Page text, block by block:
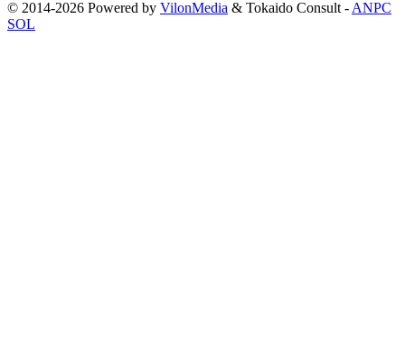
© 2014-2026 Powered by VilonMedia & Tokaido Consult - ANPC
SOL